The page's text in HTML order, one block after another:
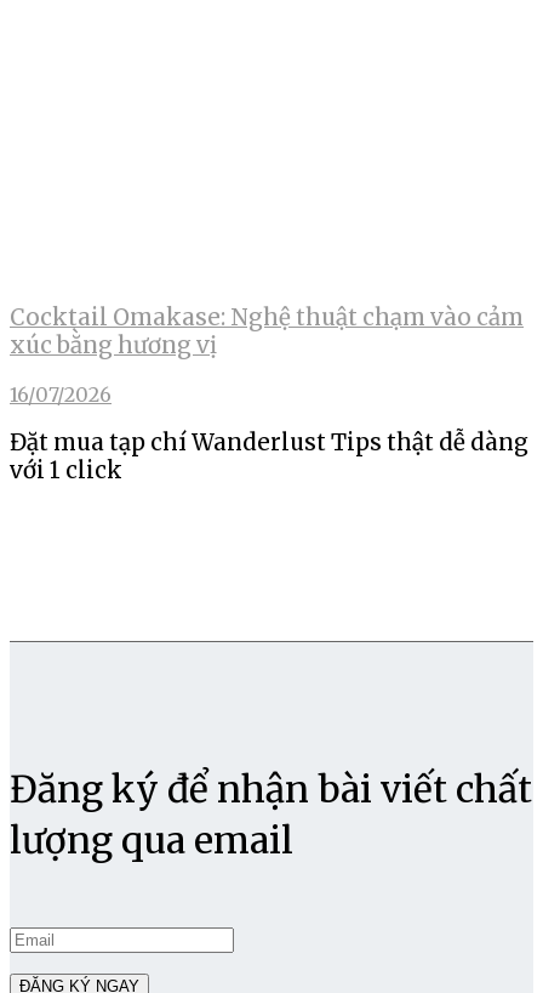
Cocktail Omakase: Nghệ thuật chạm vào cảm
xúc bằng hương vị
16/07/2026
Đặt mua tạp chí Wanderlust Tips thật dễ dàng
với 1 click
Đăng ký để nhận bài viết chất
lượng qua email